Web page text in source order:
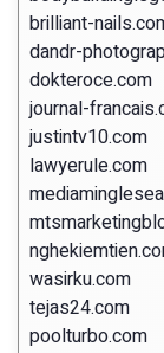
brilliant-
dandr-
dokteroce.com
journal-
justintv10.com
lawyerule.com
wasirku.com
tejas24.com
poolturbo.com